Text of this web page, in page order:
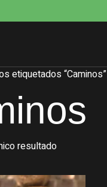
etiquetados “Caminos”
resultado